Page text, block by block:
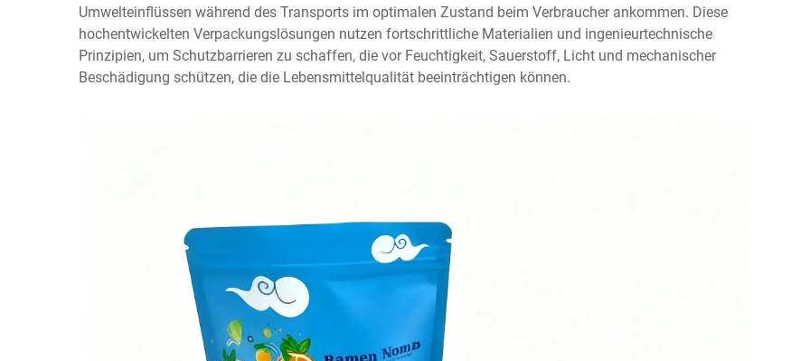
Umwelteinflüssen während des Transports im optimalen Zustand beim Verbraucher ankommen. Diese
hochentwickelten Verpackungslösungen nutzen fortschrittliche Materialien und ingenieurtechnische
Prinzipien, um Schutzbarrieren zu schaffen, die vor Feuchtigkeit, Sauerstoff, Licht und mechanischer
Beschädigung schützen, die die Lebensmittelqualität beeinträchtigen können.